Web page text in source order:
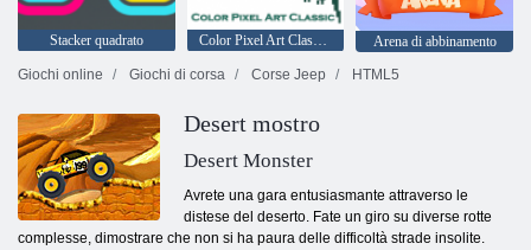
Stacker quadrato Color Pixel Art Classic - Pixel Paint by Numbers
Arena di abbinamento
Giochi online
Giochi di corsa Corse Jeep HTML5
Desert mostro
Desert Monster
Avrete una gara entusiasmante attraverso le
distese del deserto. Fate un giro su diverse rotte
complesse, dimostrare che non si ha paura delle difficoltà strade insolite.